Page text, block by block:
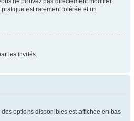
est rarement tolérée et un
les invités.
options disponibles est affichée en bas